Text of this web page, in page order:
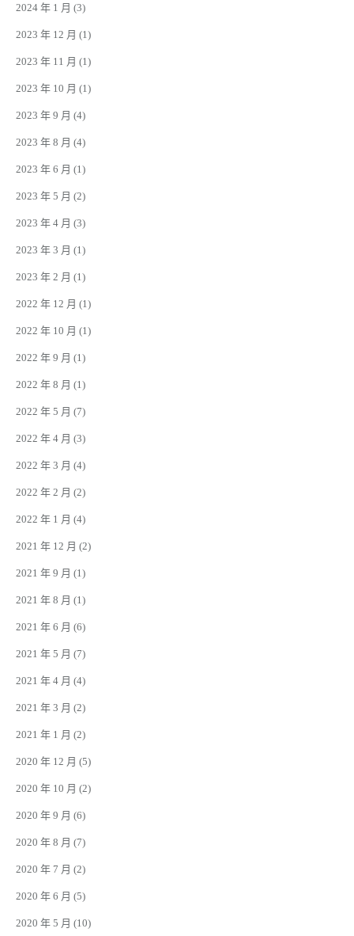
2024 年 1 月 (3)
2023 年 12 月 (1)
2023 年 11 月 (1)
2023 年 10 月 (1)
2023 年 9 月 (4)
2023 年 8 月 (4)
2023 年 6 月 (1)
2023 年 5 月 (2)
2023 年 4 月 (3)
2023 年 3 月 (1)
2023 年 2 月 (1)
2022 年 12 月 (1)
2022 年 10 月 (1)
2022 年 9 月 (1)
2022 年 8 月 (1)
2022 年 5 月 (7)
2022 年 4 月 (3)
2022 年 3 月 (4)
2022 年 2 月 (2)
2022 年 1 月 (4)
2021 年 12 月 (2)
2021 年 9 月 (1)
2021 年 8 月 (1)
2021 年 6 月 (6)
2021 年 5 月 (7)
2021 年 4 月 (4)
2021 年 3 月 (2)
2021 年 1 月 (2)
2020 年 12 月 (5)
2020 年 10 月 (2)
2020 年 9 月 (6)
2020 年 8 月 (7)
2020 年 7 月 (2)
2020 年 6 月 (5)
2020 年 5 月 (10)